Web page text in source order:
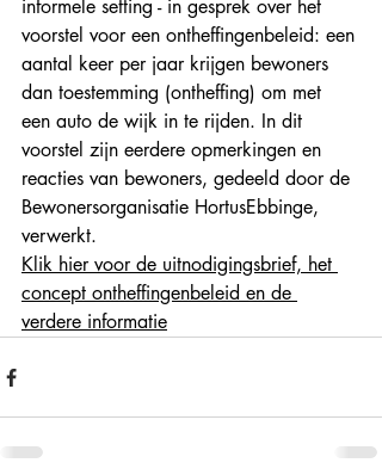
informele setting - in gesprek over het
voorstel voor een ontheffingenbeleid: een
aantal keer per jaar krijgen bewoners
dan toestemming (ontheffing) om met
een auto de wijk in te rijden. In dit
voorstel zijn eerdere opmerkingen en
reacties van bewoners, gedeeld door de
Bewonersorganisatie HortusEbbinge,
verwerkt.
Klik hier voor de uitnodigingsbrief, het
concept ontheffingenbeleid en de
verdere informatie